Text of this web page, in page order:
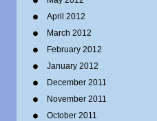
April 2012
March 2012
February 2012
January 2012
December 2011
November 2011
October 2011